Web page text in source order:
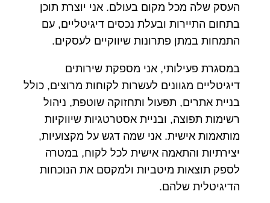
העסק שלה מכל מקום בעולם. אני יוצרת תוכן
בתחום התיירות ובעלת נכסים דיגיטליים, עם
התמחות במתן פתרונות שיווקיים לעסקים.
במסגרת פעילותי, אני מספקת שירותים
דיגיטליים מגוונים לעשרות לקוחות מרוצים, כולל
בניית אתרים, תפעול ותחזוקה שוטפת, ניהול
רשימות תפוצה, ובניית אסטרטגיות שיווקיות
מותאמות אישית. אני שמה דגש על מקצועיות,
יצירתיות והתאמה אישית לכל לקוח, במטרה
לספק תוצאות מיטביות ולמקסם את הנוכחות
הדיגיטלית שלהם.